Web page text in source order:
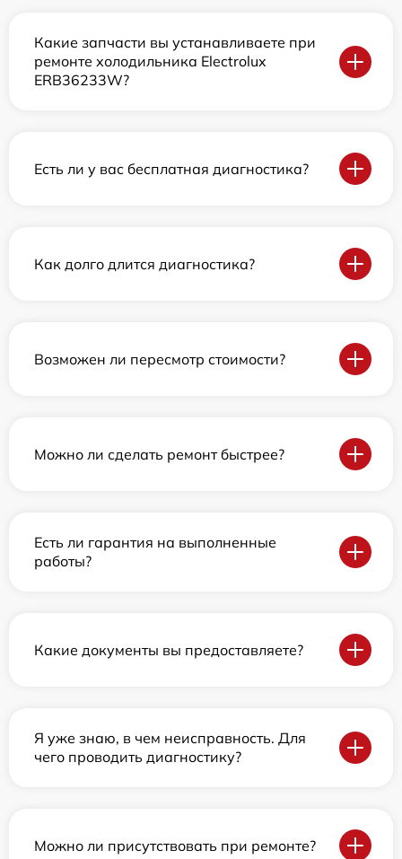
Какие запчасти вы устанавливаете при
ремонте холодильника Electrolux
ERB36233W?
Есть ли у вас бесплатная диагностика?
Как долго длится диагностика?
Возможен ли пересмотр стоимости?
Можно ли сделать ремонт быстрее?
Есть ли гарантия на выполненные
работы?
Какие документы вы предоставляете?
Я уже знаю, в чем неисправность. Для
чего проводить диагностику?
Можно ли присутствовать при ремонте?